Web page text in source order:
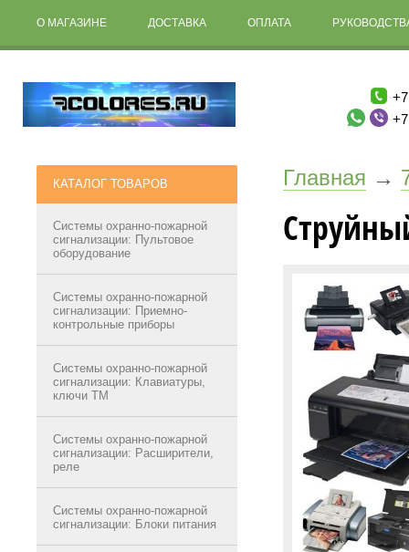
О МАГАЗИНЕ ДОСТАВКА ОПЛАТА
КАТАЛОГ ТОВАРОВ
Системы охранно-пожарной
сигнализации: Пультовое
оборудование
Системы охранно-пожарной
сигнализации: Приемно-
контрольные приборы
Системы охранно-пожарной
сигнализации: Клавиатуры,
ключи ТМ
Системы охранно-пожарной
сигнализации: Расширители,
реле
Системы охранно-пожарной
сигнализации: Блоки питания
Главная →